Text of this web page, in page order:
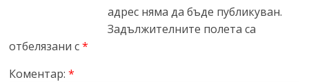
адрес няма да бъде публикуван.
Задължителните полета са
отбелязани с*
Коментар:*